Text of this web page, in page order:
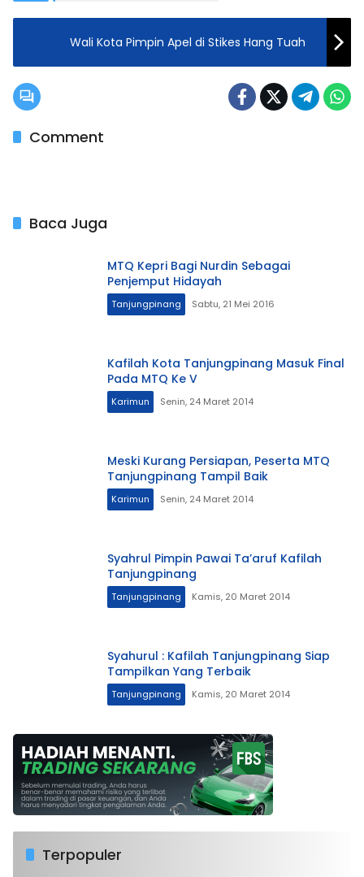
Wali Kota Pimpin Apel di Stikes Hang Tuah
Comment
Baca Juga
MTQ Kepri Bagi Nurdin Sebagai
Penjemput Hidayah
Tanjungpinang Sabtu, 21 Mei 2016
Kafilah Kota Tanjungpinang Masuk Final
Pada MTQ Ke V
Karimun Senin, 24 Maret 2014
Meski Kurang Persiapan, Peserta MTQ
Tanjungpinang Tampil Baik
Karimun Senin, 24 Maret 2014
Syahrul Pimpin Pawai Ta’aruf Kafilah
Tanjungpinang
Tanjungpinang Kamis, 20 Maret 2014
Syahurul : Kafilah Tanjungpinang Siap
Tampilkan Yang Terbaik
Tanjungpinang Kamis, 20 Maret 2014
Terpopuler